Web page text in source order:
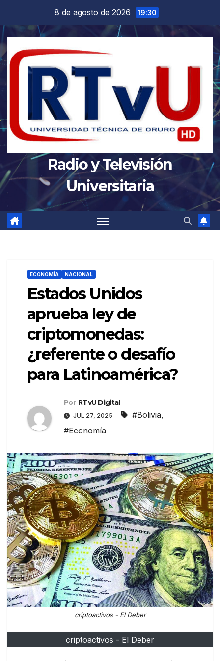
contenido
8 de agosto de 2026 19:30
Radio y Televisión
Universitaria
ECONOMÍA NACIONAL
Estados Unidos
aprueba ley de
criptomonedas:
¿referente o desafío
para Latinoamérica?
Por RTvU Digital
JUL 27, 2025 #Bolivia,
#Economía
criptoactivos - El Deber
criptoactivos - El Deber